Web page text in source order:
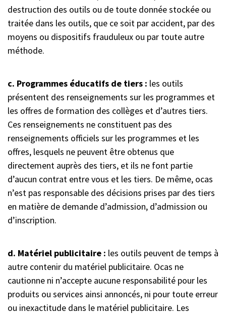
destruction des outils ou de toute donnée stockée ou
traitée dans les outils, que ce soit par accident, par des
moyens ou dispositifs frauduleux ou par toute autre
méthode.
c. Programmes éducatifs de tiers : les outils
présentent des renseignements sur les programmes et
les offres de formation des collèges et d’autres tiers.
Ces renseignements ne constituent pas des
renseignements officiels sur les programmes et les
offres, lesquels ne peuvent être obtenus que
directement auprès des tiers, et ils ne font partie
d’aucun contrat entre vous et les tiers. De même, ocas
n’est pas responsable des décisions prises par des tiers
en matière de demande d’admission, d’admission ou
d’inscription.
d. Matériel publicitaire : les outils peuvent de temps à
autre contenir du matériel publicitaire. Ocas ne
cautionne ni n’accepte aucune responsabilité pour les
produits ou services ainsi annoncés, ni pour toute erreur
ou inexactitude dans le matériel publicitaire. Les